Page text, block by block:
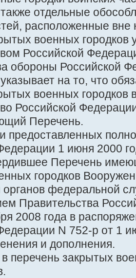
отдельные
расположенные вне
военных городков
Российской
обороны Российской
на то, что
военных городков
Российской
Перечень.
предоставленных
1 июня 2000
Перечень
городков
федеральной
Правительства
2008 года в
N 752-р от 1
и дополнения.
перечень закрытых